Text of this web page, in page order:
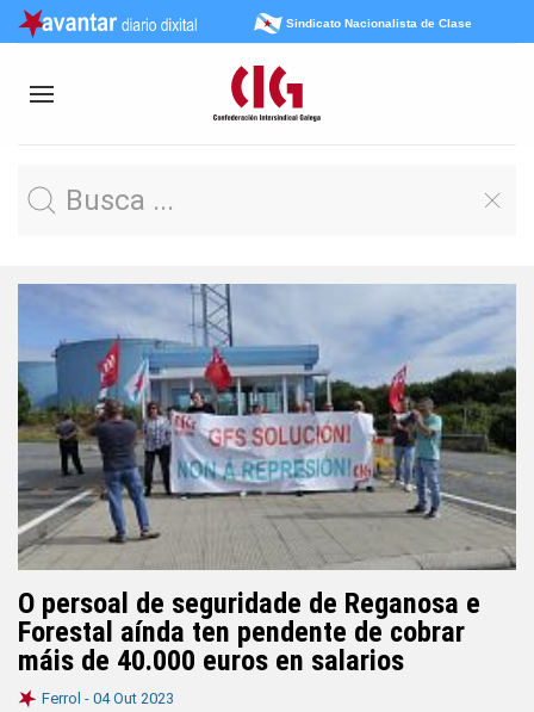
Sindicato Nacionalista de Clase
O persoal de seguridade de Reganosa e
Forestal aínda ten pendente de cobrar
máis de 40.000 euros en salarios
Ferrol - 04 Out 2023